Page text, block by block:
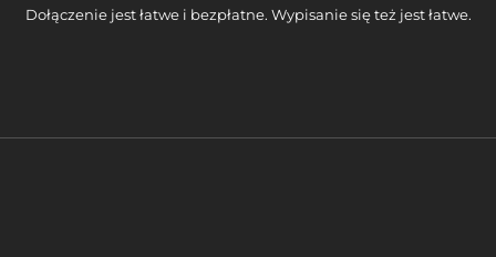
Dołączenie jest łatwe i bezpłatne. Wypisanie się też jest łatwe.